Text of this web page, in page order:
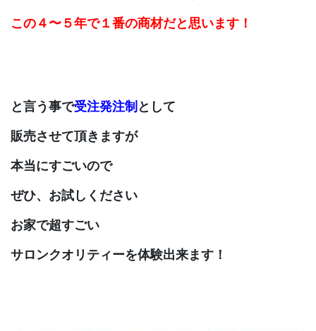
この４〜５年で１番の商材だと思います！
と言う事で受注発注制 として
販売させて頂きますが
本当にすごいので
ぜひ、お試しください
お家で超すごい
サロンクオリティーを体験出来ます！